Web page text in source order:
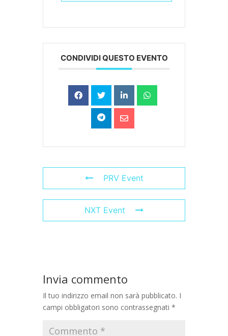
CONDIVIDI QUESTO EVENTO
PRV Event
NXT Event
Invia commento
Il tuo indirizzo email non sarà pubblicato. I
campi obbligatori sono contrassegnati *